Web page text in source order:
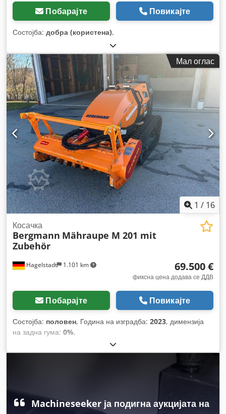
Побарајте Повикајте
Состојба: добра (користена),
Мал оглас
1 / 16
Hagelstadt 1.101 km
Косачка
Bergmann Mähraupe M 201 mit
Zubehör
69.500 €
фиксна цена додава се ДДВ
Побарајте Повикајте
Состојба: половен, Година на изградба: 2023, димензија
на задна гума: 0%,
Machineseeker ја подигна аукцијата на